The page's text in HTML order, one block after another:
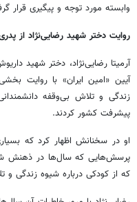
وابسته مورد توجه و پیگیری قرار
روایت دختر شهید رضایی‌نژاد از
آرمیتا رضایی‌نژاد، دختر شهید
آیین «امین ایران» با روایت
زندگی و تلاش بی‌وقفه
پیشرفت کشور کردند.
او در سخنانش اظهار کرد که
پرسش‌هایی که سال‌ها در ذهنش
که از کودکی درباره شیوه زندگی